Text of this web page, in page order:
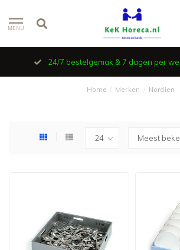
MENU
24/7 bestelgemak & 7 dagen per
Home Merken Nordien